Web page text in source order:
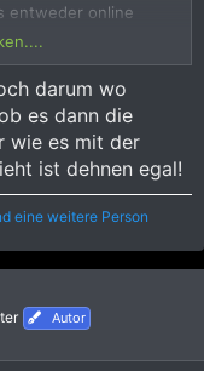
entweder online
Reisebüro oder
Fällen geht eine
wenn Probleme
und so gut wie nie
kann die Airline
kommen, wenn die
darum wo
es dann die
wie es mit der
ist dehnen egal!
eine weitere Person
Autor